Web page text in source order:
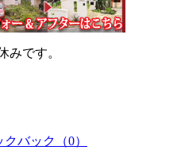
みです。
クバック（0）